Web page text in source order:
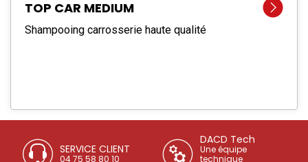
TOP CAR MEDIUM
Shampooing carrosserie haute qualité
SERVICE CLIENT
04 75 58 80 10
DACD Tech
Une équipe
technique